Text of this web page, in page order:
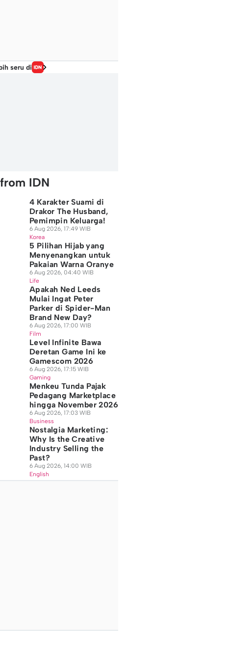
seru di
IDN
4 Karakter Suami di
Drakor The Husband,
Pemimpin Keluarga!
6 Aug 2026, 17:49 WIB
Korea
5 Pilihan Hijab yang
Menyenangkan untuk
Pakaian Warna Oranye
6 Aug 2026, 04:40 WIB
Life
Apakah Ned Leeds
Mulai Ingat Peter
Parker di Spider-Man
Brand New Day?
6 Aug 2026, 17:00 WIB
Film
Level Infinite Bawa
Deretan Game Ini ke
Gamescom 2026
6 Aug 2026, 17:15 WIB
Gaming
Menkeu Tunda Pajak
Pedagang Marketplace
hingga November 2026
6 Aug 2026, 17:03 WIB
Business
Nostalgia Marketing:
Why Is the Creative
Industry Selling the
Past?
6 Aug 2026, 14:00 WIB
English